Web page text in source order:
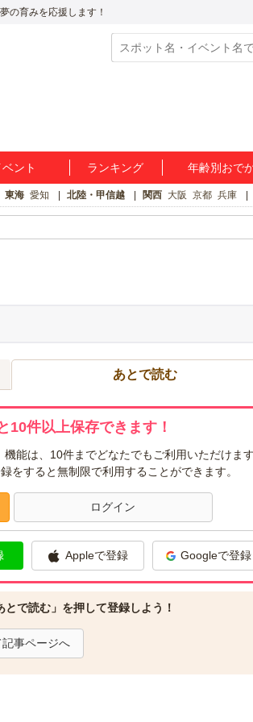
の育みを応援します！
ント ランキング 年齢別おで
東海 愛知 北陸・甲信越 関西 大阪 京都 兵庫
あとで読む
10件以上保存できます！
能は、10件までどなたでもご利用いただけます
をすると無制限で利用することができます。
ログイン
Appleで登録 Googleで登録
で読む」を押して登録しよう！
事ページへ